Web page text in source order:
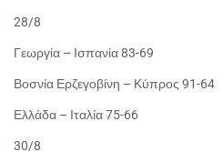
28/8
Γεωργία – Ισπανία 83-69
Βοσνία Ερζεγοβίνη – Κύπρος 91-64
Ελλάδα – Ιταλία 75-66
30/8